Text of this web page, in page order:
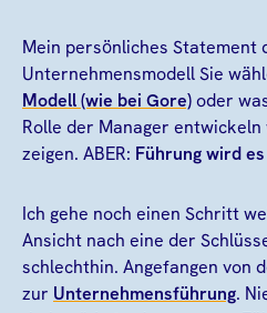
Mein persönliches Statement
Unternehmensmodell Sie
Modell (wie bei Gore)oder
Rolle der Manager
zeigen. ABER: Führung wird
Ich gehe noch einen Schritt
Ansicht nach eine der
schlechthin. Angefangen von
zur Unternehmensführung.